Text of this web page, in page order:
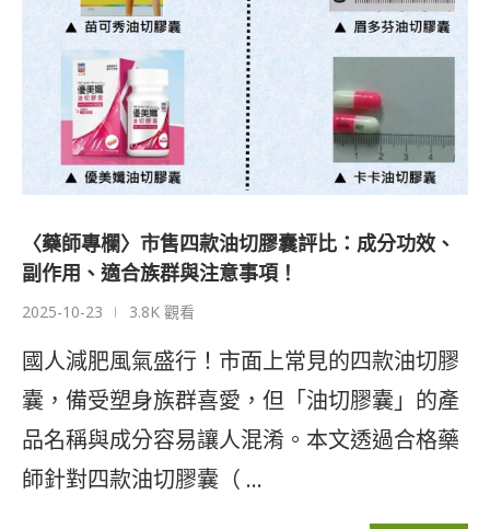
〈藥師專欄〉市售四款油切膠囊評比：成分功效、
副作用、適合族群與注意事項！
2025-10-23 3.8K 觀看
國人減肥風氣盛行！市面上常見的四款油切膠
囊，備受塑身族群喜愛，但「油切膠囊」的產
品名稱與成分容易讓人混淆。本文透過合格藥
師針對四款油切膠囊（ …